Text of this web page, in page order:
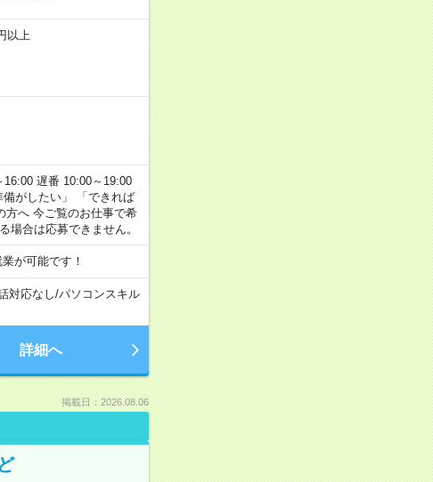
以上
遅番 10:00～19:00
がしたい」 「できれば
へ 今ご覧のお仕事で希
場合は応募できません。
が可能です！
対応なし/パソコンスキル
詳細へ
掲載日：2026.08.06